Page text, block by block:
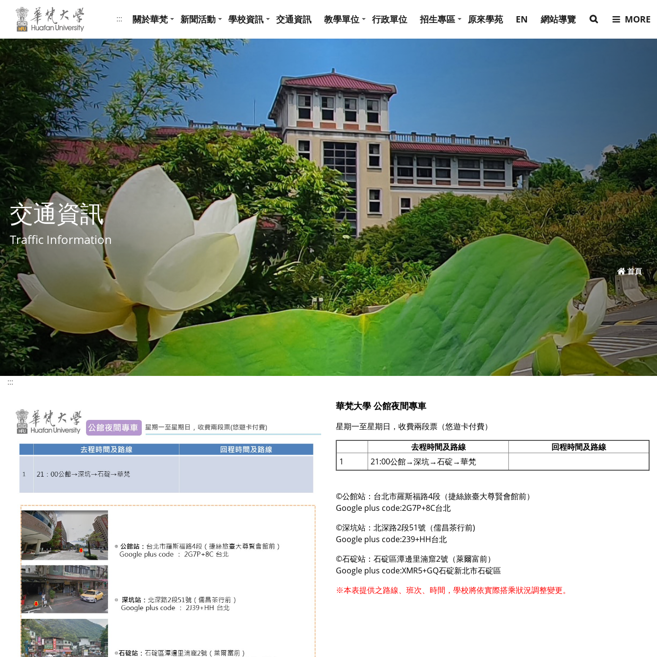
跳到頁面主要內容區
:::
關於華梵 新聞活動 學校資訊 交通資訊 教學單位 行政單位 招生專區 原來學苑 EN 網站導覽 MORE
交通資訊
Traffic Information
首頁
:::
華梵大學 公館夜間專車
星期一至星期日，收費兩段票（悠遊卡付費）
去程時間及路線
回程時間及路線
1
21:00公館→深坑→石碇→華梵
©公館站：台北市羅斯福路4段（捷絲旅臺大尊賢會館前）
Google plus code:2G7P+8C台北
©深坑站：北深路2段51號（儒昌茶行前)
Google plus code:239+HH台北
©石碇站：石碇區潭邊里湳窟2號（萊爾富前）
Google plus code:XMR5+GQ石碇新北市石碇區
※本表提供之路線、班次、時間，學校將依實際搭乘狀況調整變更。